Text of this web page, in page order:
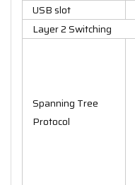
USB slot
Layer 2 Switching
Spanning Tree
Protocol